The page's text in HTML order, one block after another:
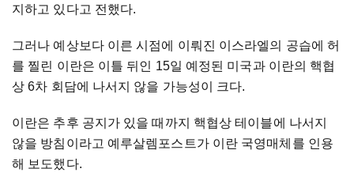
지하고 있다고 전했다.
그러나 예상보다 이른 시점에 이뤄진 이스라엘의 공습에 허
를 찔린 이란은 이틀 뒤인 15일 예정된 미국과 이란의 핵협
상 6차 회담에 나서지 않을 가능성이 크다.
이란은 추후 공지가 있을 때까지 핵협상 테이블에 나서지
않을 방침이라고 예루살렘포스트가 이란 국영매체를 인용
해 보도했다.